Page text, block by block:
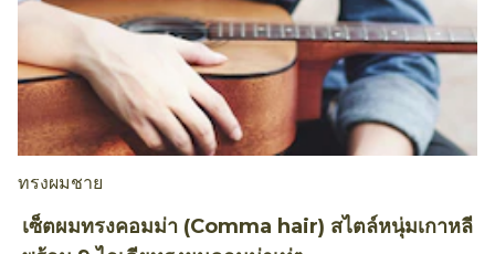
ทรงผมชาย
เซ็ตผมทรงคอมม่า (Comma hair) สไตล์หนุ่มเกาหลี